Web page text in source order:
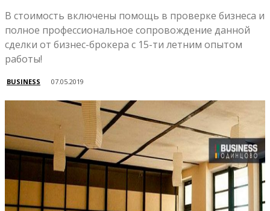
В стоимость включены помощь в проверке бизнеса и
полное профессиональное сопровождение данной
сделки от бизнес-брокера с 15-ти летним опытом
работы!
BUSINESS 07.05.2019